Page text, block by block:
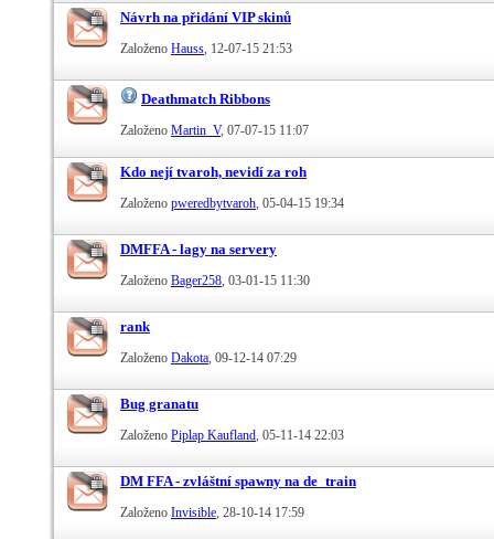
Návrh na přidání VIP skinů
Založeno Hauss‎, 12-07-15 21:53
Deathmatch Ribbons
Založeno Martin_V‎, 07-07-15 11:07
Kdo nejí tvaroh, nevidí za roh
Založeno pweredbytvaroh‎, 05-04-15 19:34
DMFFA - lagy na servery
Založeno Bager258‎, 03-01-15 11:30
rank
Založeno Dakota‎, 09-12-14 07:29
Bug granatu
Založeno Piplap Kaufland‎, 05-11-14 22:03
DM FFA - zvláštní spawny na de_train
Založeno Invisible‎, 28-10-14 17:59